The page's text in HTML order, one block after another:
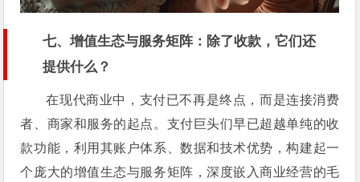
七、增值生态与服务矩阵：除了收款，它们还
提供什么？
在现代商业中，支付已不再是终点，而是连接消费
者、商家和服务的起点。支付巨头们早已超越单纯的收
款功能，利用其账户体系、数据和技术优势，构建起一
个庞大的增值生态与服务矩阵，深度嵌入商业经营的毛